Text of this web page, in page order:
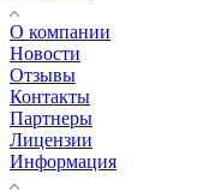
О компании
Новости
Отзывы
Контакты
Партнеры
Лицензии
Информация